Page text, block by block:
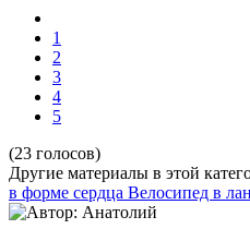
1
2
3
4
5
(23 голосов)
Другие материалы в этой
в форме сердца Велосипед в